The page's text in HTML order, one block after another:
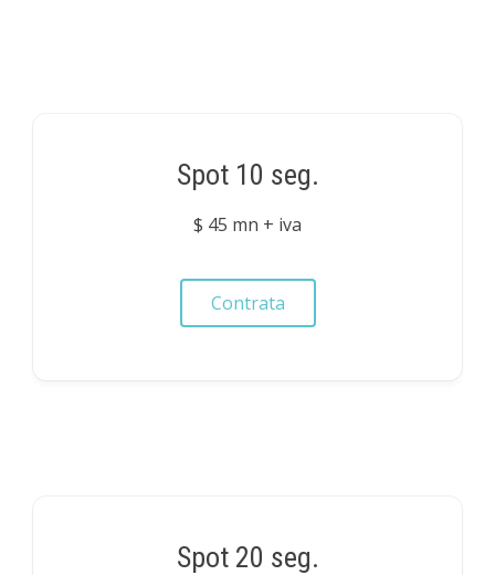
Spot 10 seg.
$ 45 mn + iva
Contrata
Spot 20 seg.